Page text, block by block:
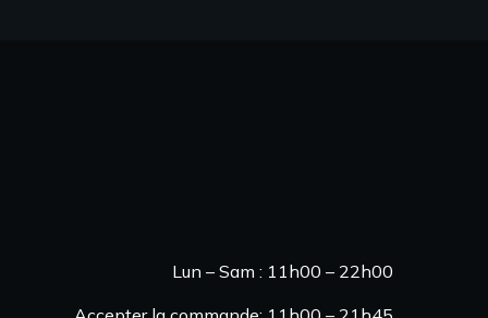
Lun – Sam : 11h00 – 22h00